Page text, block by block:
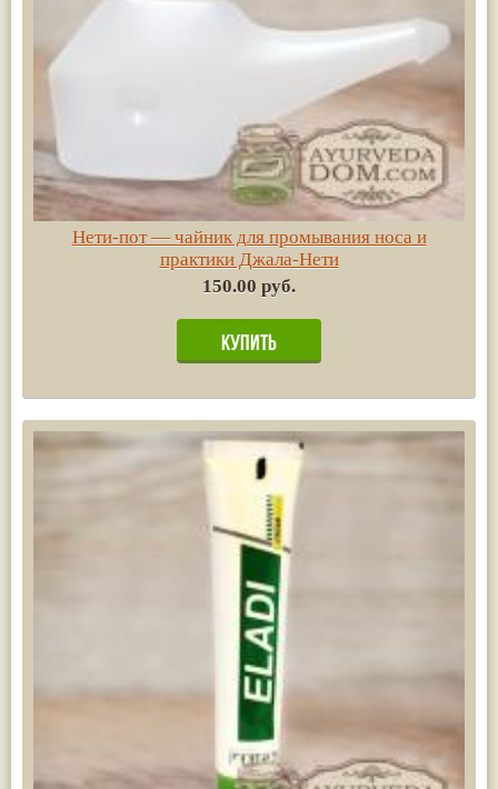
Нети-пот — чайник для промывания носа и
практики Джала-Нети
150.00 руб.